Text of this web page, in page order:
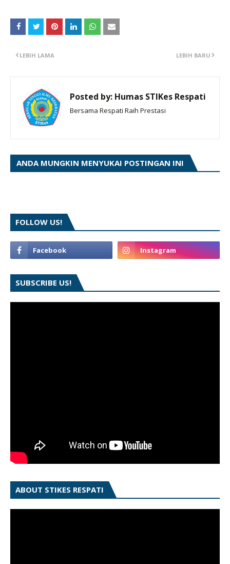
LEBIH BARU
LEBIH LAMA
Posted by: Humas STIKes Respati
Bersama Respati Raih Prestasi
ANDA MUNGKIN MENYUKAI POSTINGAN INI
FOLLOW US!
SUBSCRIBE US!
ABOUT STIKES RESPATI